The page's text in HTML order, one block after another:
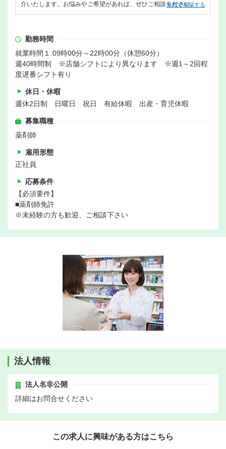
介いたします。お悩みやご希望があれば、ぜひご相談ください。
無料で相談する
勤務時間
就業時間１:09時00分～22時00分（休憩60分）
週40時間制 ※店舗シフトにより異なります ※週1～2回程
度遅番シフト有り
休日・休暇
週休2日制 日曜日 祝日 有給休暇 出産・育児休暇
募集職種
薬剤師
雇用形態
正社員
応募条件
【必須要件】
■薬剤師免許
※未経験の方も歓迎、ご相談下さい
法人情報
法人名非公開
詳細はお問合せください
この求人に興味がある方はこちら